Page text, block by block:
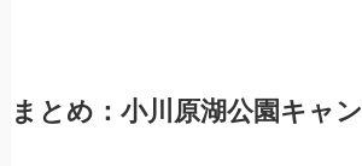
まとめ：小川原湖公園キャ